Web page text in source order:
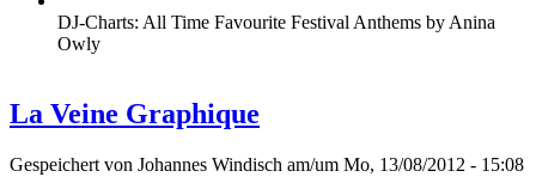
DJ-Charts: All Time Favourite Festival Anthems by Anina
Owly
La Veine Graphique
Gespeichert von Johannes Windisch am/um Mo, 13/08/2012 - 15:08